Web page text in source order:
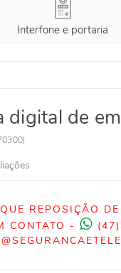
Interfone e portaria
digital de
)
REPOSIÇÃO DE
CONTATO -